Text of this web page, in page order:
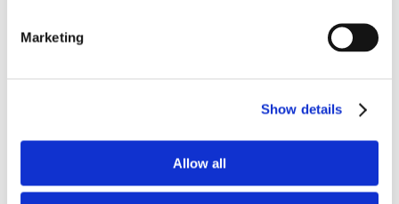
Marketing
Show details
Allow all